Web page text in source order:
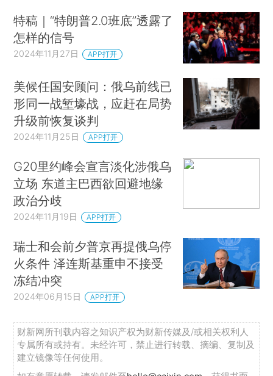
特稿｜“特朗普2.0班底”透露了
怎样的信号
2024年11月27日 APP打开
美候任国安顾问：俄乌前线已
形同一战堑壕战，应赶在局势
升级前恢复谈判
2024年11月25日 APP打开
G20里约峰会宣言淡化涉俄乌
立场 东道主巴西欲回避地缘
政治分歧
2024年11月19日 APP打开
瑞士和会前夕普京再提俄乌停
火条件 泽连斯基重申不接受
冻结冲突
2024年06月15日 APP打开
财新网所刊载内容之知识产权为财新传媒及/或相关权利人
专属所有或持有。未经许可，禁止进行转载、摘编、复制及
建立镜像等任何使用。